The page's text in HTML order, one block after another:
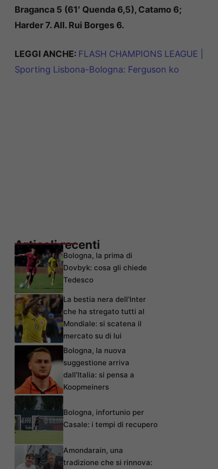
Braganca 5 (61′ Quenda 6,5), Catamo 6;
Harder 7. All. Rui Borges 6.
LEGGI ANCHE: FLASH CHAMPIONS LEAGUE |
Sporting Lisbona-Bologna: Ferguson ko
Articoli recenti
Bologna, la prima di
Dovbyk: cosa gli chiede
Tedesco
La bestia nera dell’Inter
che ha stregato tutti al
Mondiale: si scatena il
mercato su di lui
Bologna, la nuova
suggestione arriva
dall’Italia: si pensa a
Koopmeiners
Bologna, infortunio per
Casale: i tempi di recupero
Amondarain, una
tradizione che si rinnova: